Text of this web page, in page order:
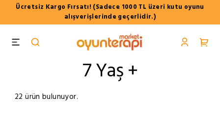
Ücretsiz Kargo Fırsatı! (Sadece 1000 TL üzeri kutu oyunu
alışverişlerinde geçerlidir.)
7 Yaş +
22 ürün bulunuyor.